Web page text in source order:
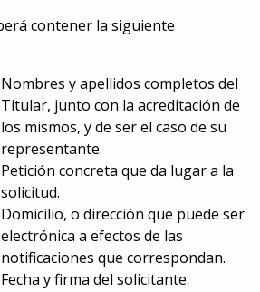
contener la siguiente
Nombres y apellidos completos del
Titular, junto con la acreditación de
los mismos, y de ser el caso de su
representante.
Petición concreta que da lugar a la
solicitud.
Domicilio, o dirección que puede ser
electrónica a efectos de las
notificaciones que correspondan.
Fecha y firma del solicitante.